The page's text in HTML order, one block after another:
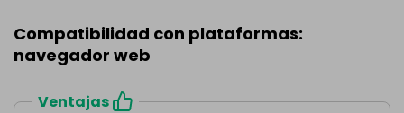
Compatibilidad con plataformas:
navegador web
Ventajas